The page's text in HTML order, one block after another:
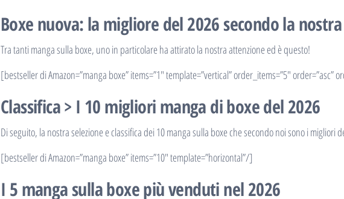
Boxe nuova: la migliore del 2026 secondo la
Tra tanti manga sulla boxe, uno in particolare ha attirato la nostra attenzione ed è questo!
[bestseller di Amazon=”manga boxe” items=”1″ template=”vertical” order_items=”5″ order=”asc”
Classifica > I 10 migliori manga di boxe del 2026
Di seguito, la nostra selezione e classifica dei 10 manga sulla boxe che secondo noi sono i migliori
[bestseller di Amazon=”manga boxe” items=”10″ template=”horizontal”/]
I 5 manga sulla boxe più venduti nel 2026